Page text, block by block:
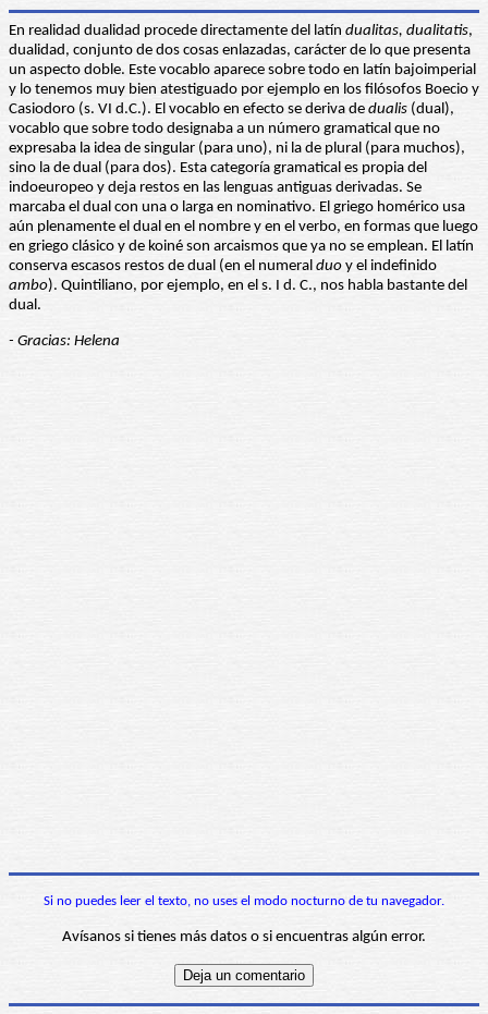
En realidad dualidad procede directamente del latín dualitas, dualitatis,
dualidad, conjunto de dos cosas enlazadas, carácter de lo que presenta
un aspecto doble. Este vocablo aparece sobre todo en latín bajoimperial
y lo tenemos muy bien atestiguado por ejemplo en los filósofos Boecio y
Casiodoro (s. VI d.C.). El vocablo en efecto se deriva de dualis (dual),
vocablo que sobre todo designaba a un número gramatical que no
expresaba la idea de singular (para uno), ni la de plural (para muchos),
sino la de dual (para dos). Esta categoría gramatical es propia del
indoeuropeo y deja restos en las lenguas antiguas derivadas. Se
marcaba el dual con una o larga en nominativo. El griego homérico usa
aún plenamente el dual en el nombre y en el verbo, en formas que luego
en griego clásico y de koiné son arcaismos que ya no se emplean. El latín
conserva escasos restos de dual (en el numeral duo y el indefinido
ambo). Quintiliano, por ejemplo, en el s. I d. C., nos habla bastante del
dual.
- Gracias: Helena
Si no puedes leer el texto, no uses el modo nocturno de tu navegador.
Avísanos si tienes más datos o si encuentras algún error.